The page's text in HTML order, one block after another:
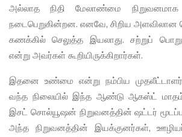
அல்லாத நிதி மேலாண்மை நிறுவனமாக
நடைபெறுகின்றன. எனவே, சிறிய
கணக்கில் செலுத்த இயலாது. சற்றுப்
என்று அவர்கள் கூறியிருக்கிறார்கள்.
இதனை உண்மை என்று நம்பிய
வந்த நிலையில் இந்த ஆண்டு ஆகஸ்ட் மாதம்
இசட் சொல்யூஷன் நிறுவனத்தின் ஷட்டர்
அந்த நிறுவனத்தின் இயக்குனர்கள்,